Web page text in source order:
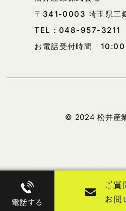
〒341-0003 埼玉県三
TEL： 048-957-3211
お電話受付時間
© 2024 松井産